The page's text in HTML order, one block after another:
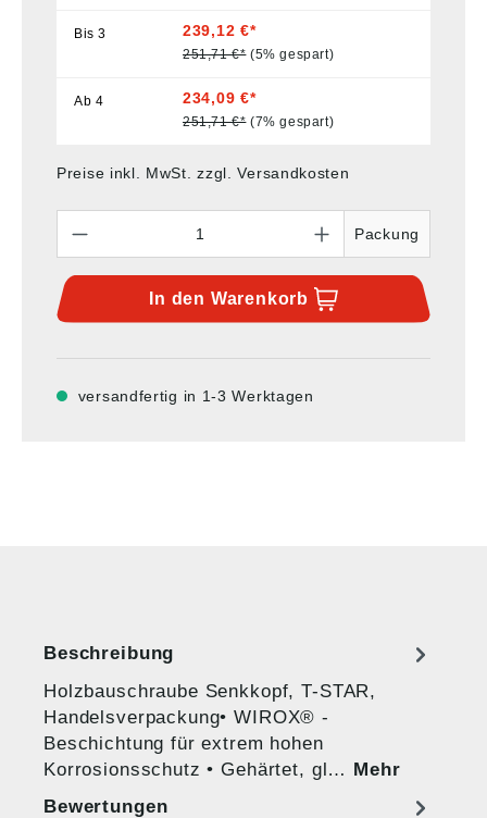
Bis3 239,12 €*
251,71 €* (5% gespart)
Ab 4 234,09 €*
251,71 €* (7% gespart)
Preise inkl. MwSt. zzgl. Versandkosten
Packung
In den Warenkorb
versandfertig in 1-3 Werktagen
Beschreibung
Holzbauschraube Senkkopf, T-STAR,
Handelsverpackung• WIROX® -
Beschichtung für extrem hohen
Korrosionsschutz • Gehärtet, gl… Mehr
Bewertungen